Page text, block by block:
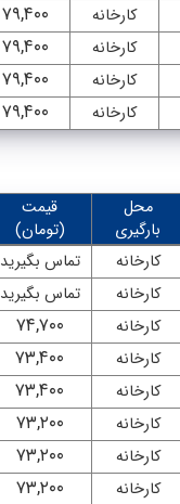
کارخانه ۷۹,۴۰۰
کارخانه ۷۹,۴۰۰
کارخانه ۷۹,۴۰۰
کارخانه ۷۹,۴۰۰
محل
بارگیری
قیمت
(تومان)
کارخانه تماس بگیرید
کارخانه تماس بگیرید
کارخانه ۷۴,۷۰۰
کارخانه ۷۳,۴۰۰
کارخانه ۷۳,۴۰۰
کارخانه ۷۳,۲۰۰
کارخانه ۷۳,۲۰۰
کارخانه ۷۳,۲۰۰